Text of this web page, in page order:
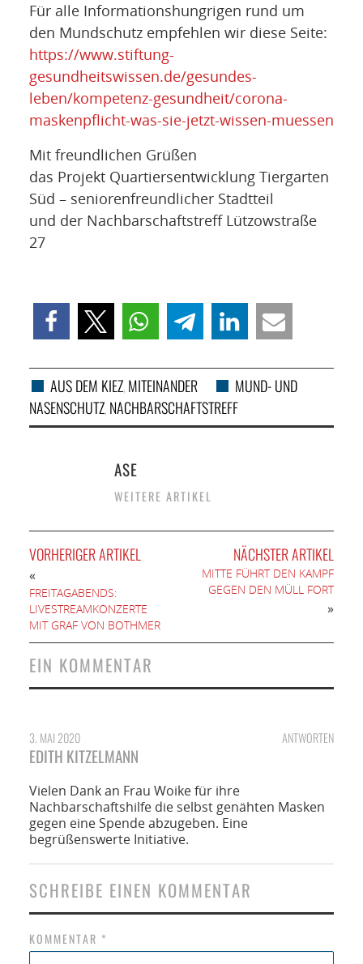
Für alle Informationshungrigen rund um
den Mundschutz empfehlen wir diese Seite:
https://www.stiftung-
gesundheitswissen.de/gesundes-
leben/kompetenz-gesundheit/corona-
maskenpflicht-was-sie-jetzt-wissen-muessen
Mit freundlichen Grüßen
das Projekt Quartiersentwicklung Tiergarten
Süd – seniorenfreundlicher Stadtteil
und der Nachbarschaftstreff Lützowstraße
27
AUS DEM KIEZ, MITEINANDER
MUND- UND
NASENSCHUTZ, NACHBARSCHAFTSTREFF
ASE
WEITERE ARTIKEL
VORHERIGER ARTIKEL
«
FREITAGABENDS:
LIVESTREAMKONZERTE
MIT GRAF VON BOTHMER
NÄCHSTER ARTIKEL
MITTE FÜHRT DEN KAMPF
GEGEN DEN MÜLL FORT
»
EIN KOMMENTAR
ANTWORTEN
3. MAI 2020
EDITH KITZELMANN
Vielen Dank an Frau Woike für ihre
Nachbarschaftshilfe die selbst genähten Masken
gegen eine Spende abzugeben. Eine
begrüßenswerte Initiative.
SCHREIBE EINEN KOMMENTAR
KOMMENTAR *